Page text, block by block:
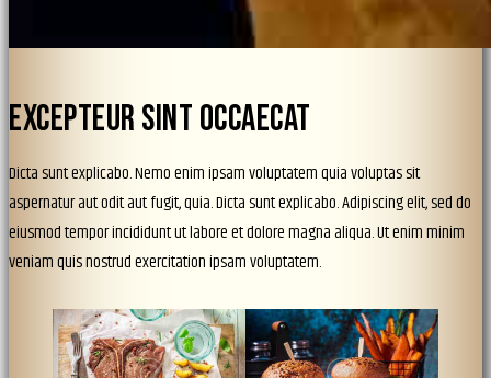
EXCEPTEUR SINT OCCAECAT
Dicta sunt explicabo. Nemo enim ipsam voluptatem quia voluptas sit
aspernatur aut odit aut fugit, quia. Dicta sunt explicabo. Adipiscing elit, sed do
eiusmod tempor incididunt ut labore et dolore magna aliqua. Ut enim minim
veniam quis nostrud exercitation ipsam voluptatem.